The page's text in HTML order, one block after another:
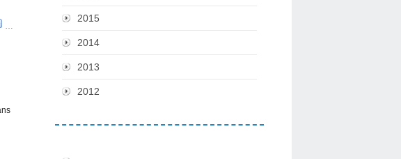
…
2015
2014
2013
2012